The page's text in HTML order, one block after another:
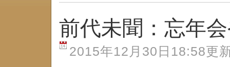
前代未聞：忘年
2015年12月30日18:58更